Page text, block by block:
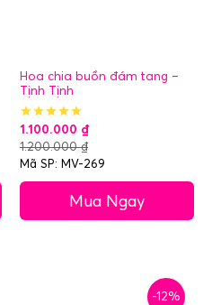
Hoa chia buồn đám tang –
Tịnh Tịnh
1.100.000 ₫
1.200.000₫
Mã SP: MV-269
Mua Ngay
-12%